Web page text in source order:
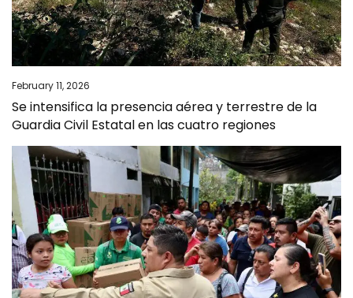
February 11, 2026
Se intensifica la presencia aérea y terrestre de la
Guardia Civil Estatal en las cuatro regiones